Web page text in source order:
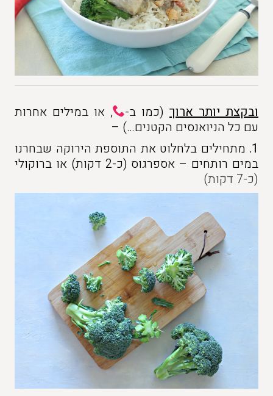
ובקצת יותר ארוך (כמו ב-
, או במילים אחרות
עם כל הניואנסים הקטנים…) –
1. מתחילים בלחלוט את התוספת הירוקה שבחרנו
במים רותחים – אספרגוס (כ-2 דקות) או ברוקולי
(כ-7 דקות)